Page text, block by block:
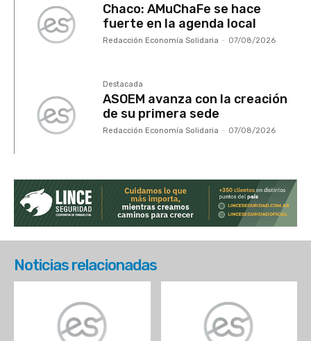
Chaco: AMuChaFe se hace
fuerte en la agenda local
Redacción Economía Solidaria - 07/08/2026
Destacada
ASOEM avanza con la creación
de su primera sede
Redacción Economía Solidaria - 07/08/2026
Noticias relacionadas